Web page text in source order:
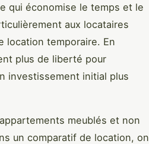
qui économise le temps et le
aux locataires
location temporaire. En
plus de liberté pour
investissement initial plus
meublés et non
un comparatif de location, on